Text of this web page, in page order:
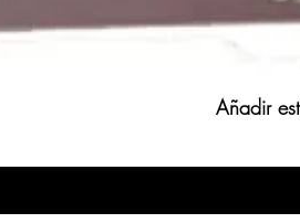
Añadir